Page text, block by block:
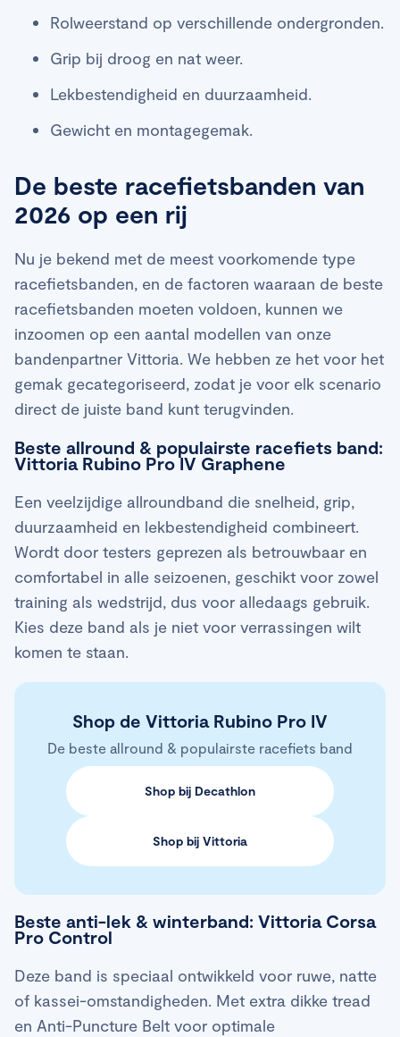
Rolweerstand op verschillende ondergronden.
Grip bij droog en nat weer.
Lekbestendigheid en duurzaamheid.
Gewicht en montagegemak.
De beste racefietsbanden van
2026 op een rij
Nu je bekend met de meest voorkomende type
racefietsbanden, en de factoren waaraan de beste
racefietsbanden moeten voldoen, kunnen we
inzoomen op een aantal modellen van onze
bandenpartner Vittoria. We hebben ze het voor het
gemak gecategoriseerd, zodat je voor elk scenario
direct de juiste band kunt terugvinden.
Beste allround & populairste racefiets band:
Vittoria Rubino Pro IV Graphene
Een veelzijdige allroundband die snelheid, grip,
duurzaamheid en lekbestendigheid combineert.
Wordt door testers geprezen als betrouwbaar en
comfortabel in alle seizoenen, geschikt voor zowel
training als wedstrijd, dus voor alledaags gebruik.
Kies deze band als je niet voor verrassingen wilt
komen te staan.
Shop de Vittoria Rubino Pro IV
De beste allround & populairste racefiets band
Shop bij Decathlon
Shop bij Vittoria
Beste anti-lek & winterband: Vittoria Corsa
Pro Control
Deze band is speciaal ontwikkeld voor ruwe, natte
of kassei-omstandigheden. Met extra dikke tread
en Anti-Puncture Belt voor optimale